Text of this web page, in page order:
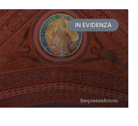
IN EVIDENZA